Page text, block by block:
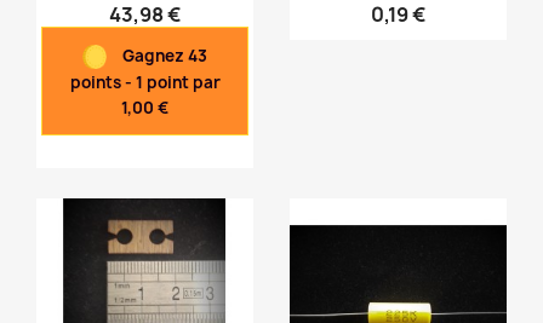
Aperçu rapide
43,98 €
Gagnez 43
points - 1 point par
1,00 €
0,19 €